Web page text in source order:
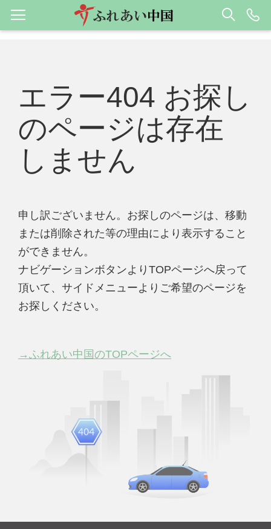
エラー404 お探し
のページは存在
しません
申し訳ございません。お探しのページは、移動
または削除された等の理由により表示すること
ができません。
ナビゲーションボタンよりTOPページへ戻って
頂いて、サイドメニューよりご希望のページを
お探しください。
→ふれあい中国のTOPページへ